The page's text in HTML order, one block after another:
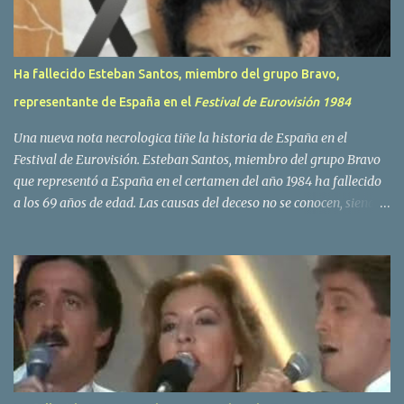
Ha fallecido Esteban Santos, miembro del grupo Bravo,
representante de España en el Festival de Eurovisión 1984
Una nueva nota necrologica tiñe la historia de España en el
Festival de Eurovisión. Esteban Santos, miembro del grupo Bravo
que representó a España en el certamen del año 1984 ha fallecido
a los 69 años de edad. Las causas del deceso no se conocen, siendo
traves de las redes sociales. Nacido en Tolosa en 1951, durante su
epoca universitaria en la carrera de empresariales conoció al
estudiante de medicina Luis Villar, comenzando a actuar
juntos,Santos a la guitarra y Villar al piano, sin atreverse a dar el
salto al mercado profesional. Sin embargo esto cambió gracias a la
propia Amaia Saizar, que tras su abandono de Trigo Limpio,